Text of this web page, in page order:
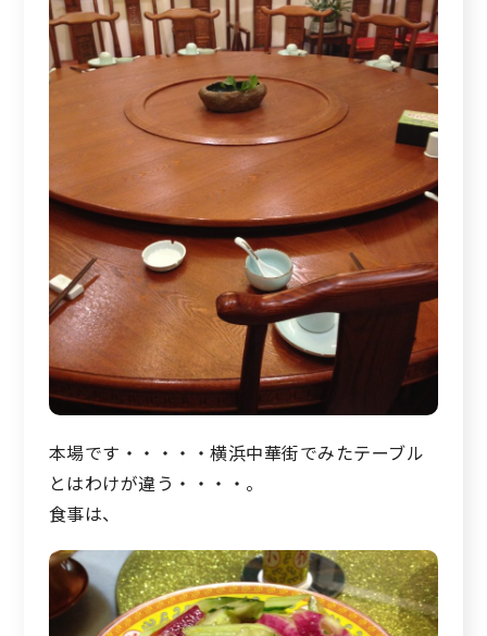
本場です・・・・・横浜中華街でみたテーブル
とはわけが違う・・・・。
食事は、